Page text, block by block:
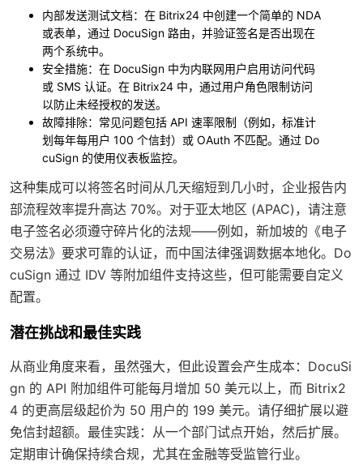
内部发送测试文档：在 Bitrix24 中创建一个简单的 NDA
或表单，通过 DocuSign 路由，并验证签名是否出现在
两个系统中。
安全措施：在 DocuSign 中为内联网用户启用访问代码
或 SMS 认证。在 Bitrix24 中，通过用户角色限制访问
以防止未经授权的发送。
故障排除：常见问题包括 API 速率限制（例如，标准计
划每年每用户 100 个信封）或 OAuth 不匹配。通过 Do
cuSign 的使用仪表板监控。
这种集成可以将签名时间从几天缩短到几小时，企业报告内
部流程效率提升高达 70%。对于亚太地区 (APAC)，请注意
电子签名必须遵守碎片化的法规——例如，新加坡的《电子
交易法》要求可靠的认证，而中国法律强调数据本地化。Do
cuSign 通过 IDV 等附加组件支持这些，但可能需要自定义
配置。
潜在挑战和最佳实践
从商业角度来看，虽然强大，但此设置会产生成本：DocuSi
gn 的 API 附加组件可能每月增加 50 美元以上，而 Bitrix2
4 的更高层级起价为 50 用户的 199 美元。请仔细扩展以避
免信封超额。最佳实践：从一个部门试点开始，然后扩展。
定期审计确保持续合规，尤其在金融等受监管行业。